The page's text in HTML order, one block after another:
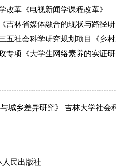
改革《电视新闻学课程改革》
吉林省媒体融合的现状与路径研
五社会科学研究规划项目《乡
专项《大学生网络素养的实证研
城乡差异研究》 吉林大学社会
人民出版社